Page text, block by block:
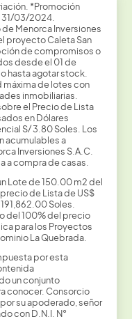
*Promoción
03/2024.
Menorca Inversiones
proyecto Caleta San
de compromisos o
desde el 01 de
hasta agotar stock.
de lotes con
inmobiliarias.
el Precio de Lista
en Dólares
S/ 3.80 Soles. Los
acumulables a
Inversiones S.A.C.
a compra de casas.
Lote de 150.00 m2 del
de Lista de US$
Soles.
del 100% del precio
para los Proyectos
La Quebrada.
por esta
un conjunto
conocer. Consorcio
su apoderado, señor
con D.N.I. N°